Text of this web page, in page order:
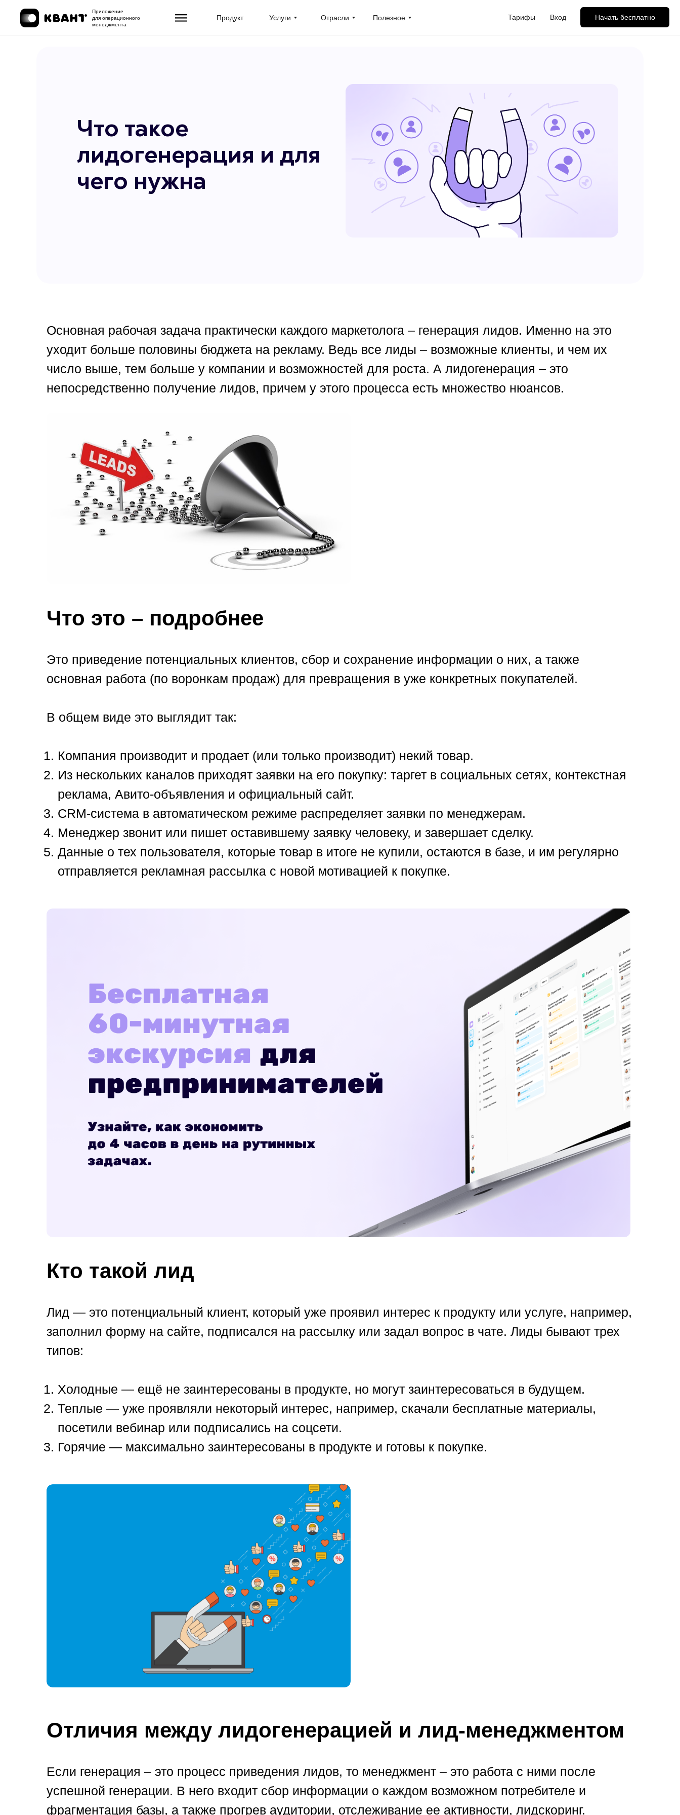
Продукт
Приложение
для операционного
менеджмента
Отрасли
Услуги Полезное Вход Начать бесплатно
Тарифы
Что такое
лидогенерация и для
чего нужна
Основная рабочая задача практически каждого маркетолога – генерация лидов. Именно на это
уходит больше половины бюджета на рекламу. Ведь все лиды – возможные клиенты, и чем их
число выше, тем больше у компании и возможностей для роста. А лидогенерация – это
непосредственно получение лидов, причем у этого процесса есть множество нюансов.
Что это – подробнее
Это приведение потенциальных клиентов, сбор и сохранение информации о них, а также
основная работа (по воронкам продаж) для превращения в уже конкретных покупателей.
В общем виде это выглядит так:
Компания производит и продает (или только производит) некий товар.
Из нескольких каналов приходят заявки на его покупку: таргет в социальных сетях, контекстная
реклама, Авито-объявления и официальный сайт.
CRM-система в автоматическом режиме распределяет заявки по менеджерам.
Менеджер звонит или пишет оставившему заявку человеку, и завершает сделку.
Данные о тех пользователя, которые товар в итоге не купили, остаются в базе, и им регулярно
отправляется рекламная рассылка с новой мотивацией к покупке.
Кто такой лид
Лид — это потенциальный клиент, который уже проявил интерес к продукту или услуге, например,
заполнил форму на сайте, подписался на рассылку или задал вопрос в чате. Лиды бывают трех
типов:
Холодные — ещё не заинтересованы в продукте, но могут заинтересоваться в будущем.
Теплые — уже проявляли некоторый интерес, например, скачали бесплатные материалы,
посетили вебинар или подписались на соцсети.
Горячие — максимально заинтересованы в продукте и готовы к покупке.
Отличия между лидогенерацией и лид-менеджментом
Если генерация – это процесс приведения лидов, то менеджмент – это работа с ними после
успешной генерации. В него входит сбор информации о каждом возможном потребителе и
фрагментация базы, а также прогрев аудитории, отслеживание ее активности, лидскоринг.